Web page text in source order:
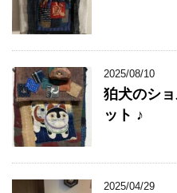
2025/08/10
狛犬のシ
ット ♪
2025/04/29